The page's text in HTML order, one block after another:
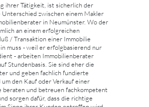
ihrer Tätigkeit, ist sicherlich der
zwischen einem Makler
in Neumünster. Wo der
an einem erfolgreichen
/ Transaktion einer Immobilie
muss - weil er erfolgbasierend nur
- arbeiten Immobilienberater
Stundenbasis. Sie sind eher die
und geben fachlich fundierte
den Kauf oder Verkauf einer
beraten und betreuen fachkompetent
sorgen dafür, dass die richtige